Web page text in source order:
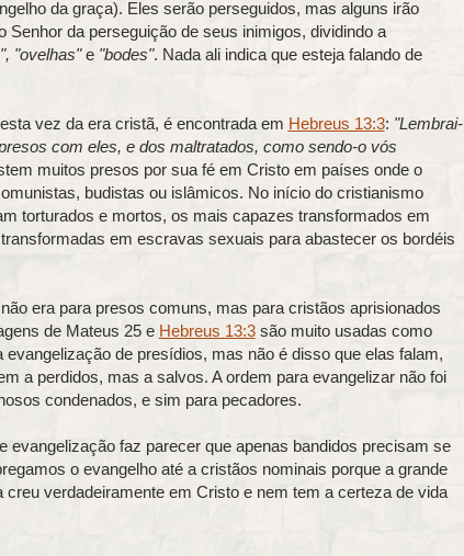
da graça). Eles serão perseguidos, mas alguns irão
Senhor da perseguição de seus inimigos, dividindo a
"ovelhas"e "bodes". Nada ali indica que esteja falando de
vez da era cristã, é encontrada em Hebreus 13:3: "Lembrai-
com eles, e dos maltratados, como sendo-o vós
muitos presos por sua fé em Cristo em países onde o
budistas ou islâmicos. No início do cristianismo
torturados e mortos, os mais capazes transformados em
em escravas sexuais para abastecer os bordéis
era para presos comuns, mas para cristãos aprisionados
de Mateus 25 e Hebreus 13:3são muito usadas como
de presídios, mas não é disso que elas falam,
a perdidos, mas a salvos. A ordem para evangelizar não foi
condenados, e sim para pecadores.
evangelização faz parecer que apenas bandidos precisam se
o evangelho até a cristãos nominais porque a grande
verdadeiramente em Cristo e nem tem a certeza de vida